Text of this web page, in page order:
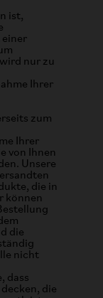
ist,
einer
nur zu
Ihrer
zum
Ihrer
von Ihnen
Unsere
die in
können
die
nicht
dass
die